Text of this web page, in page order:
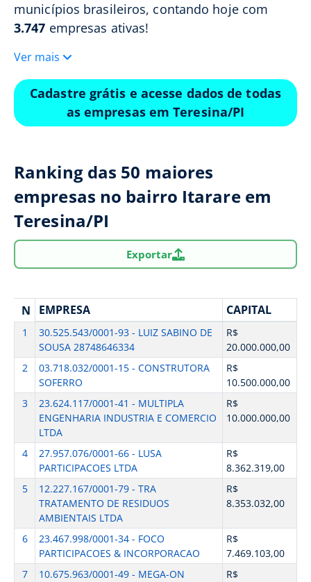
municípios brasileiros, contando hoje com
3.747 empresas ativas!
Ver mais
Cadastre grátis e acesse dados de todas
as empresas em Teresina/PI
Ranking das 50 maiores
empresas no bairro Itarare em
Teresina/PI
Exportar
N EMPRESA CAPITAL
1
30.525.543/0001-93 - LUIZ SABINO DE
SOUSA 28748646334
R$
20.000.000,00
2
03.718.032/0001-15 - CONSTRUTORA
SOFERRO
R$
10.500.000,00
3
23.624.117/0001-41 - MULTIPLA
ENGENHARIA INDUSTRIA E COMERCIO
LTDA
R$
10.000.000,00
4
27.957.076/0001-66 - LUSA
PARTICIPACOES LTDA
R$
8.362.319,00
5
12.227.167/0001-79 - TRA
TRATAMENTO DE RESIDUOS
AMBIENTAIS LTDA
R$
8.353.032,00
6
23.467.998/0001-34 - FOCO
PARTICIPACOES & INCORPORACAO
R$
7.469.103,00
7
10.675.963/0001-49 - MEGA-ON
R$